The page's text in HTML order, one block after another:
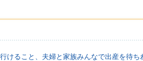
けること、夫婦と家族みんなで出産を待